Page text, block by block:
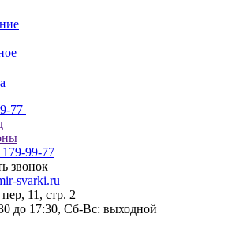
77
99-77
звонок
svarki.ru
11, стр. 2
до 17:30, Сб-Вс: выходной